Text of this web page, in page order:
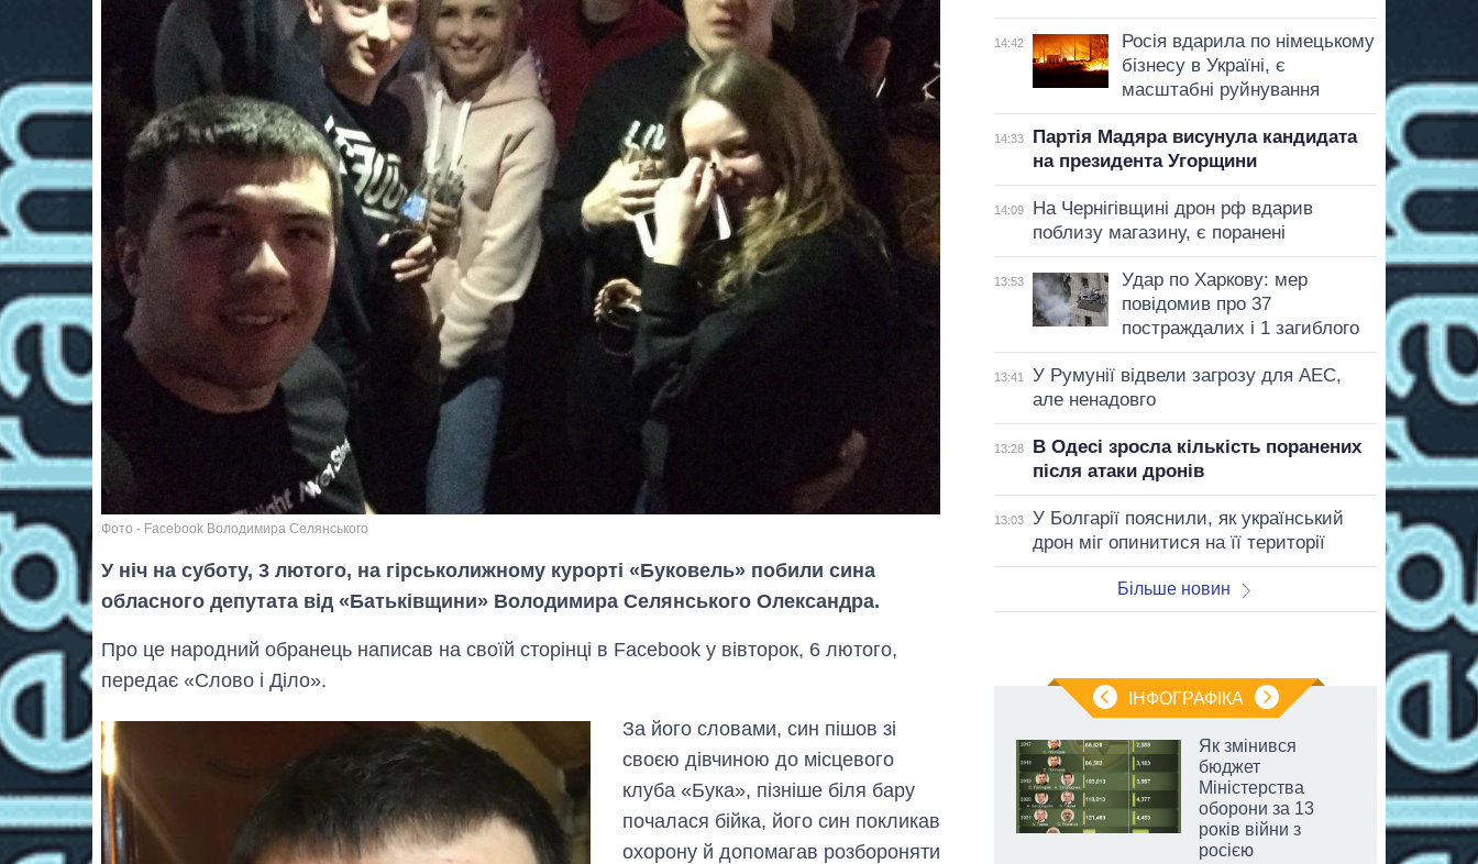
Фото - Facebook Володимира Селянського
У ніч на суботу, 3 лютого, на гірськолижному курорті «Буковель» побили сина
обласного депутата від «Батьківщини» Володимира Селянського Олександра.
Про це народний обранець написав на своїй сторінці в Facebook у вівторок, 6 лютого,
передає «Слово і Діло».
За його словами, син пішов зі
своєю дівчиною до місцевого
клуба «Бука», пізніше біля бару
почалася бійка, його син покликав
охорону й допомагав розбороняти
14:42
Росія вдарила по німецькому
бізнесу в Україні, є
масштабні руйнування
14:33
Партія Мадяра висунула кандидата
на президента Угорщини
14:09
На Чернігівщині дрон рф вдарив
поблизу магазину, є поранені
13:53
Удар по Харкову: мер
повідомив про 37
постраждалих і 1 загиблого
13:41
У Румунії відвели загрозу для АЕС,
але ненадовго
13:28
В Одесі зросла кількість поранених
після атаки дронів
13:03
У Болгарії пояснили, як український
дрон міг опинитися на її території
Більше новин
ІНФОГРАФІКА
вирощували в
Україні до і під час
Як змінився
бюджет
Міністерства
оборони за 13
років війни з
росією